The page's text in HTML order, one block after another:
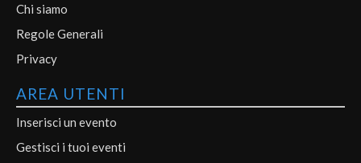
Chi siamo
Regole Generali
Privacy
AREA UTENTI
Inserisci un evento
Gestisci i tuoi eventi